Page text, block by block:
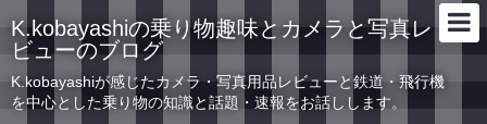
K.kobayashiの乗り物趣味とカメラと写真レ
ビューのブログ
K.kobayashiが感じたカメラ・写真用品レビューと鉄道・飛行機
を中心とした乗り物の知識と話題・速報をお話しします。